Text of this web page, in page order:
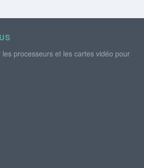
processeurs et les cartes vidéo pour